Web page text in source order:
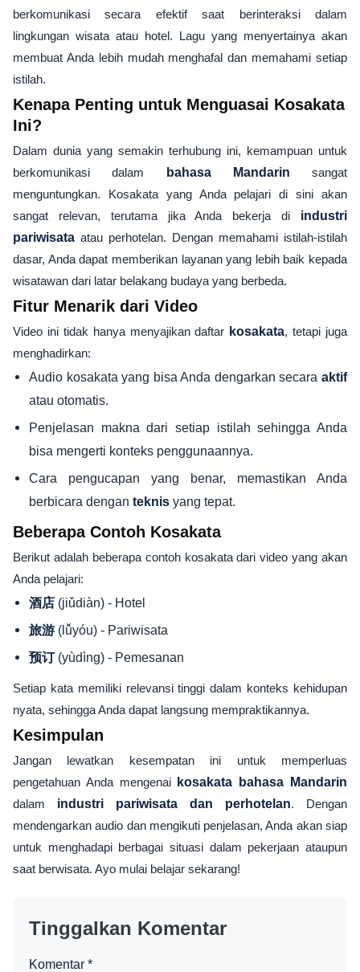
berkomunikasi secara efektif saat berinteraksi dalam
lingkungan wisata atau hotel. Lagu yang menyertainya akan
membuat Anda lebih mudah menghafal dan memahami setiap
istilah.
Kenapa Penting untuk Menguasai Kosakata
Ini?
Dalam dunia yang semakin terhubung ini, kemampuan untuk
berkomunikasi dalam
bahasa Mandarin sangat
menguntungkan. Kosakata yang Anda pelajari di sini akan
sangat relevan, terutama jika Anda bekerja di industri
pariwisata atau perhotelan. Dengan memahami istilah-istilah
dasar, Anda dapat memberikan layanan yang lebih baik kepada
wisatawan dari latar belakang budaya yang berbeda.
Fitur Menarik dari Video
Video ini tidak hanya menyajikan daftar kosakata, tetapi juga
menghadirkan:
Audio kosakata yang bisa Anda dengarkan secara aktif
atau otomatis.
Penjelasan makna dari setiap istilah sehingga Anda
bisa mengerti konteks penggunaannya.
Cara pengucapan yang benar, memastikan Anda
berbicara dengan teknis yang tepat.
Beberapa Contoh Kosakata
Berikut adalah beberapa contoh kosakata dari video yang akan
Anda pelajari:
酒店 (jiǔdiàn) - Hotel
旅游 (lǚyóu) - Pariwisata
预订(yùdìng) - Pemesanan
Setiap kata memiliki relevansi tinggi dalam konteks kehidupan
nyata, sehingga Anda dapat langsung mempraktikannya.
Kesimpulan
Jangan lewatkan kesempatan ini untuk memperluas
pengetahuan Anda mengenai kosakata bahasa Mandarin
dalam industri pariwisata dan perhotelan. Dengan
mendengarkan audio dan mengikuti penjelasan, Anda akan siap
untuk menghadapi berbagai situasi dalam pekerjaan ataupun
saat berwisata. Ayo mulai belajar sekarang!
Tinggalkan Komentar
Komentar *